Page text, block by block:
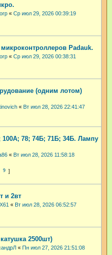
« Ср июл 29, 2026 00:39:19
Padauk.
« Ср июл 29, 2026 00:38:31
(одним лотом)
« Вт июл 28, 2026 22:41:47
78; 74Б; 71Б; 34Б. Лампу
« Вт июл 28, 2026 11:58:18
9
и 2вт
« Вт июл 28, 2026 06:52:57
2500шт)
« Пн июл 27, 2026 21:51:08